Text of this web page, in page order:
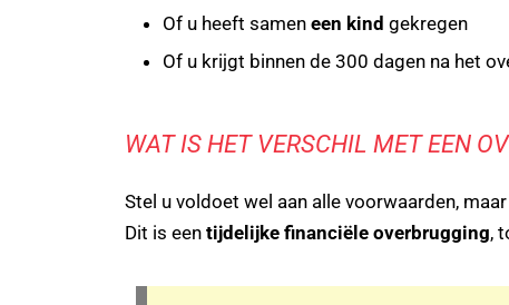
Of u heeft samen een kind gekregen
Of u krijgt binnen de 300 dagen na het
WAT IS HET VERSCHIL MET EEN
Stel u voldoet wel aan alle voorwaarden,
Dit is een tijdelijke financiële overbrugging,